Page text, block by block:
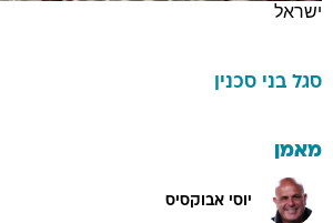
ישראל
סגל בני סכנין
מאמן
יוסי אבוקסיס